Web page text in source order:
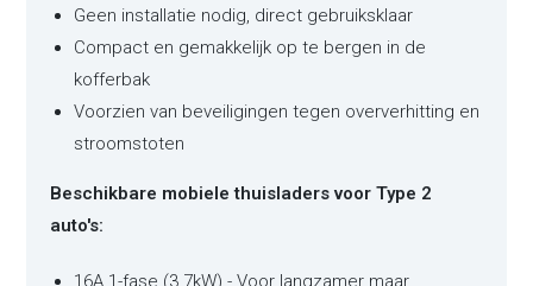
Geen installatie nodig, direct gebruiksklaar
Compact en gemakkelijk op te bergen in de
kofferbak
Voorzien van beveiligingen tegen oververhitting en
stroomstoten
Beschikbare mobiele thuisladers voor Type 2
auto's:
16A 1-fase (3.7kW) - Voor langzamer maar